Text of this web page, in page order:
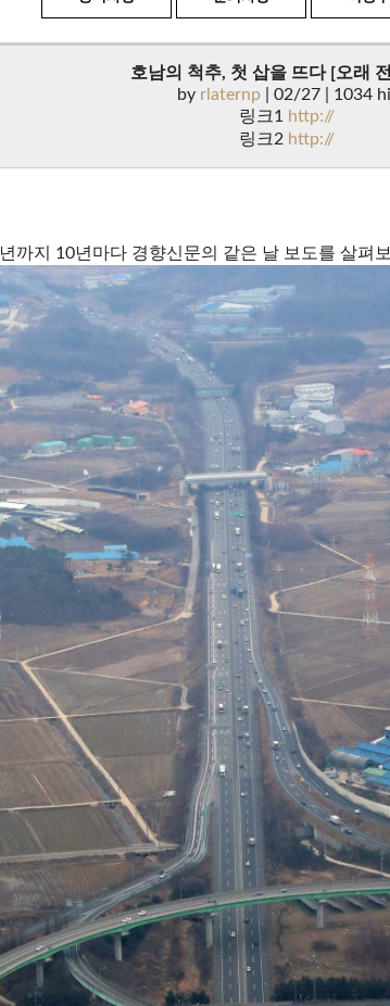
호남의 척추, 첫 삽을 뜨다 [오래
by rlaternp| 02/27 | 1034
링크1
http://
링크2 http://
지 10년마다 경향신문의 같은 날 보도를 살펴